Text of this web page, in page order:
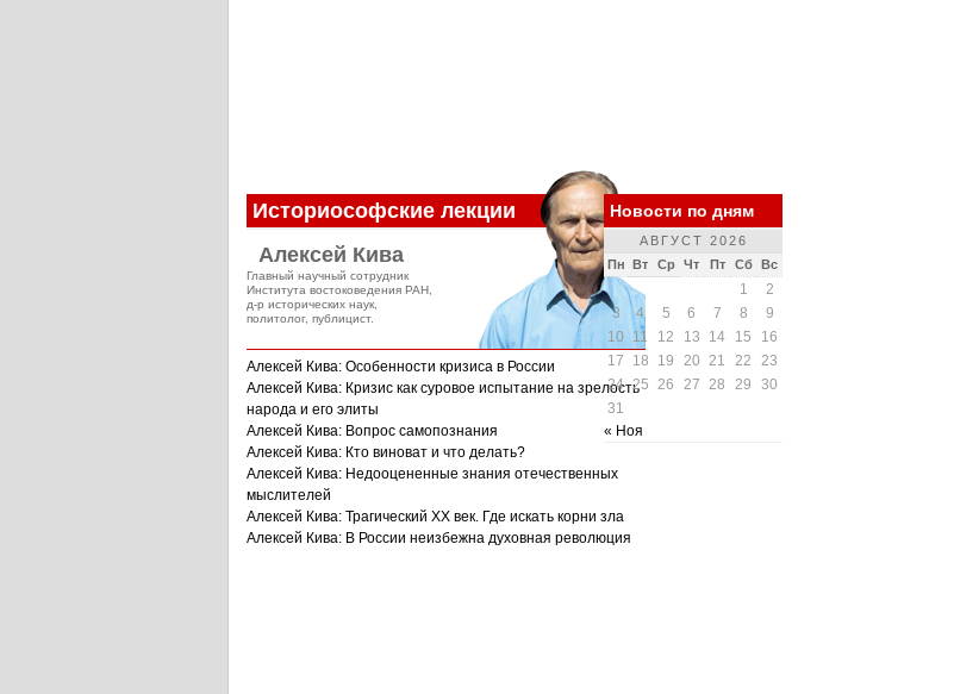
Историософские лекции
Алексей Кива
Главный научный сотрудник
Института востоковедения РАН,
д-р исторических наук,
политолог, публицист.
Алексей Кива: Особенности кризиса в России
Алексей Кива: Кризис как суровое испытание на зрелость
народа и его элиты
Алексей Кива: Вопрос самопознания
Алексей Кива: Кто виноват и что делать?
Алексей Кива: Недооцененные знания отечественных
мыслителей
Алексей Кива: Трагический XX век. Где искать корни зла
Алексей Кива: В России неизбежна духовная революция
Новости по дням
АВГУСТ 2026
Пн Вт Ср Чт Пт Сб Вс
1
2
3
4 5 6 7 8
9
10
11 12 13 14 15
16
17
18 19 20 21 22
23
24 25 26 27 28 29
30
31
« Ноя